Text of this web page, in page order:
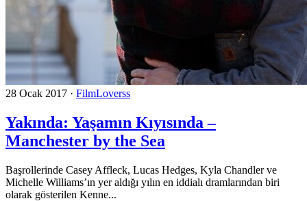
28 Ocak 2017 · FilmLoverss
Yakında: Yaşamın Kıyısında –
Manchester by the Sea
Başrollerinde Casey Affleck, Lucas Hedges, Kyla Chandler ve
Michelle Williams’ın yer aldığı yılın en iddialı dramlarından biri
olarak gösterilen Kenne...